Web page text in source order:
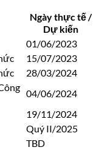
Ngày thực tế /
Dự kiến
01/06/2023
15/07/2023
28/03/2024
04/06/2024
19/11/2024
Quý II/2025
TBD